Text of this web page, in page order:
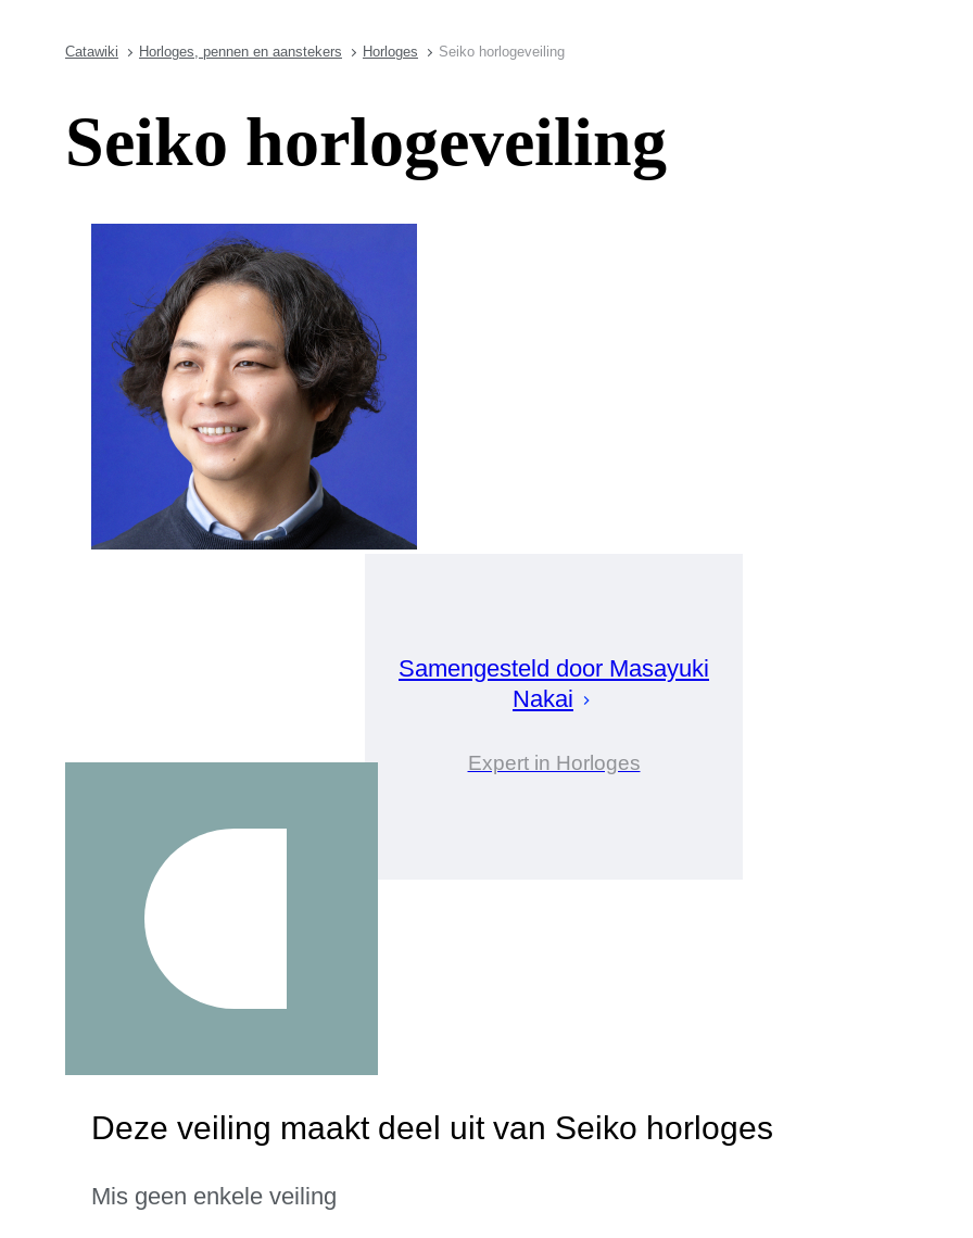
Catawiki Horloges, pennen en aanstekers Horloges Seiko horlogeveiling
Seiko horlogeveiling
Samengesteld door Masayuki
Nakai
Expert in Horloges
Deze veiling maakt deel uit van Seiko horloges
Mis geen enkele veiling